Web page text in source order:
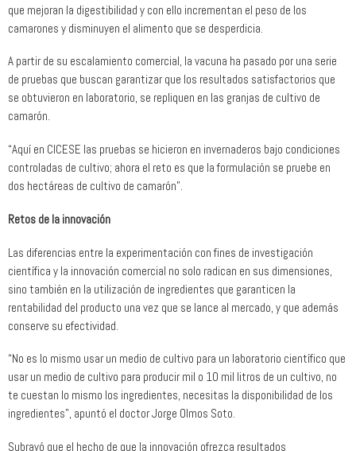
que mejoran la digestibilidad y con ello incrementan el peso de los
camarones y disminuyen el alimento que se desperdicia.
A partir de su escalamiento comercial, la vacuna ha pasado por una serie
de pruebas que buscan garantizar que los resultados satisfactorios que
se obtuvieron en laboratorio, se repliquen en las granjas de cultivo de
camarón.
“Aquí en CICESE las pruebas se hicieron en invernaderos bajo condiciones
controladas de cultivo; ahora el reto es que la formulación se pruebe en
dos hectáreas de cultivo de camarón”.
Retos de la innovación
Las diferencias entre la experimentación con fines de investigación
científica y la innovación comercial no solo radican en sus dimensiones,
sino también en la utilización de ingredientes que garanticen la
rentabilidad del producto una vez que se lance al mercado, y que además
conserve su efectividad.
“No es lo mismo usar un medio de cultivo para un laboratorio científico que
usar un medio de cultivo para producir mil o 10 mil litros de un cultivo, no
te cuestan lo mismo los ingredientes, necesitas la disponibilidad de los
ingredientes”, apuntó el doctor Jorge Olmos Soto.
Subrayó que el hecho de que la innovación ofrezca resultados